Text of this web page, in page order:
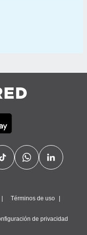
Términos de uso
de privacidad